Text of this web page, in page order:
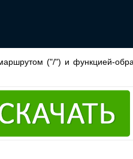
("/") и функцией-